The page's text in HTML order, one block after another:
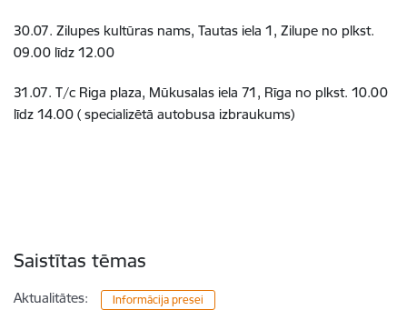
30.07. Zilupes kultūras nams, Tautas iela 1, Zilupe no plkst.
09.00 līdz 12.00
31.07. T/c Riga plaza, Mūkusalas iela 71, Rīga no plkst. 10.00
līdz 14.00 ( specializētā autobusa izbraukums)
Saistītas tēmas
Aktualitātes: Informācija presei